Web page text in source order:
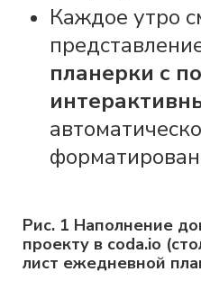
Каждое утро
планерки с
Рис. 1 Наполнение
проекту в coda.io
лист ежедневной